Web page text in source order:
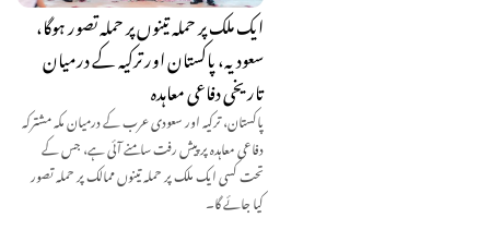
ایک ملک پر حملہ تینوں پر حملہ تصور ہوگا،
سعودیہ، پاکستان اور ترکیہ کے درمیان
تاریخی دفاعی معاہدہ
پاکستان، ترکیہ اور سعودی عرب کے درمیان مکہ مشترکہ
دفاعی معاہدہ پر پیش رفت سامنے آئی ہے، جس کے
تحت کسی ایک ملک پر حملہ تینوں ممالک پر حملہ تصور
کیا جائے گا۔